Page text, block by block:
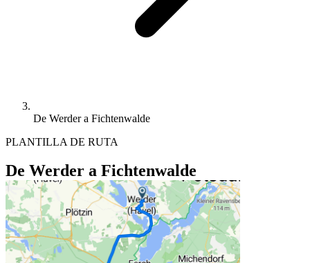
De Werder a Fichtenwalde
PLANTILLA DE RUTA
De Werder a Fichtenwalde